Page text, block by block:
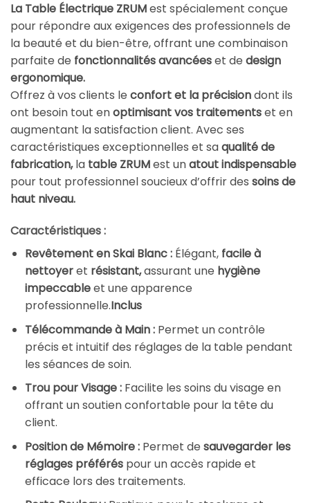
La Table Électrique ZRUMest spécialement conçue
pour répondre aux exigences des professionnels de
la beauté et du bien-être, offrant une combinaison
parfaite de fonctionnalités avancéeset de design
ergonomique.
Offrez à vos clients le confort et la précisiondont ils
ont besoin tout enoptimisant vos traitementset en
augmentant la satisfaction client. Avec ses
caractéristiques exceptionnelles et saqualité de
fabrication,la table ZRUMest unatout indispensable
pour tout professionnel soucieux d’offrir des soins de
haut niveau.
Caractéristiques :
Revêtement en Skai Blanc :Élégant, facile à
nettoyeret résistant,assurant une hygiène
impeccableet une apparence
professionnelle.Inclus
Télécommande à Main :Permet un contrôle
précis et intuitif des réglages de la table pendant
les séances de soin.
Trou pour Visage :Facilite les soins du visage en
offrant un soutien confortable pour la tête du
client.
Position de Mémoire :Permet de sauvegarder les
réglages préféréspour un accès rapide et
efficace lors des traitements.